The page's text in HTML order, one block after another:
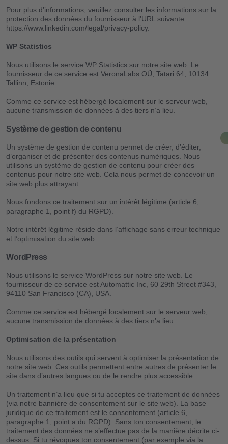
Pour plus d’informations, veuillez consulter les informations sur la
protection des données du fournisseur à l’URL suivante :
https://www.linkedin.com/legal/privacy-policy.
WP Statistics
Nous utilisons le service WP Statistics sur notre site web. Le
fournisseur de ce service est VeronaLabs OÜ, Tatari 64, 10134
Tallinn, Estonie.
Comme ce service est hébergé localement sur le serveur web,
aucune transmission de données à des tiers n’a lieu.
Système de gestion de contenu
Un système de gestion de contenu permet de créer, d’éditer,
d’organiser et de présenter des contenus numériques. Nous
utilisons un système de gestion de contenu pour créer des
contenus pour notre site web. Cela nous permet de concevoir un
site web plus attrayant.
Nous fondons ce traitement sur un intérêt légitime (article 6,
paragraphe 1, point f) du RGPD).
Notre intérêt légitime réside dans l’affichage sans erreur technique
et l’optimisation du site web.
WordPress
Nous utilisons le service WordPress sur notre site web. Le
fournisseur de ce service est Automattic Inc, 60 29th Street #343,
94110 San Francisco (CA), USA.
Comme ce service est hébergé localement sur le serveur web,
aucune transmission de données à des tiers n’a lieu.
Optimisation de la présentation
Nous utilisons des outils qui servent à optimiser la présentation de
notre site web. Ces outils permettent entre autres de présenter le
site dans d’autres langues ou de le rendre plus accessible.
Un traitement n’a lieu que si tu acceptes ce traitement de données
(via notre bannière de consentement sur le site web). La base
juridique de ce traitement est le consentement (article 6,
paragraphe 1, point a du RGPD). Sans ton consentement, le
traitement des données ne s’effectue pas de la manière décrite ci-
dessus. Si tu révoques ton consentement (par exemple via la